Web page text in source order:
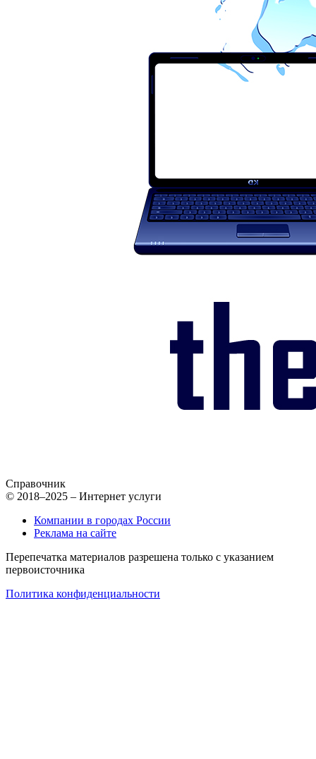
Справочник
© 2018–2025 – Интернет услуги
Компании в городах России
Реклама на сайте
Перепечатка материалов разрешена только с указанием
первоисточника
Политика конфиденциальности